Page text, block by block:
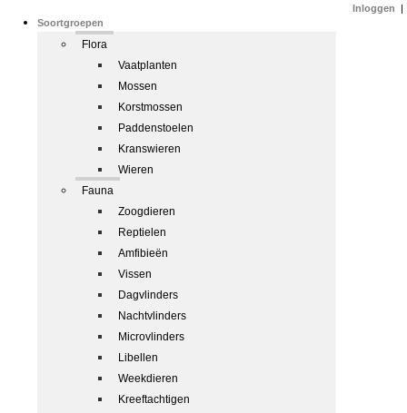
Soortgroepen
Flora
Vaatplanten
Mossen
Korstmossen
Paddenstoelen
Kranswieren
Wieren
Fauna
Zoogdieren
Reptielen
Amfibieën
Vissen
Dagvlinders
Nachtvlinders
Microvlinders
Libellen
Weekdieren
Kreeftachtigen
Inloggen |